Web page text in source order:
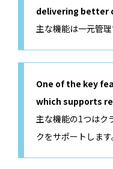
delivering better
主な機能は一元管
One of the key
which supports
主な機能の1つはク
クをサポートします